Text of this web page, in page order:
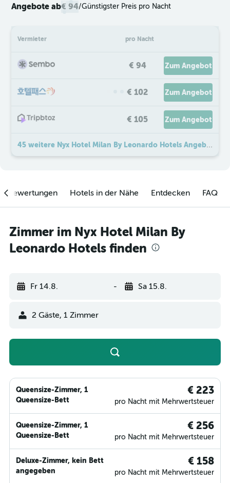
Angebote ab€ 94/Günstigster Preis pro Nacht
Vermieter pro Nacht
€ 94 Zum Angebot
€ 102 Zum Angebot
€ 105 Zum Angebot
45 weitere Nyx Hotel Milan By Leonardo Hotels Angebote
Hotels in der Nähe Entdecken FAQ
Zimmer im Nyx Hotel Milan By
Leonardo Hotels finden
Fr 14.8. - Sa 15.8.
2 Gäste, 1 Zimmer
Queensize-Zimmer, 1
Queensize-Bett
€ 223
pro Nacht mit Mehrwertsteuer
Queensize-Zimmer, 1
Queensize-Bett
€ 256
pro Nacht mit Mehrwertsteuer
Deluxe-Zimmer, kein Bett
angegeben
€ 158
pro Nacht mit Mehrwertsteuer